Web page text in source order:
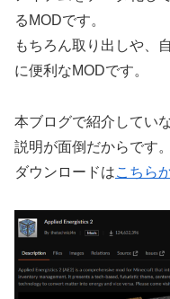
るMODです。
もちろん取り出しや、
に便利なMODです。
本ブログで紹介してい
説明が面倒だからです。
ダウンロードはこちら